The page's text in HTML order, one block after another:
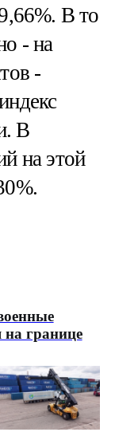
В то
- на
-
В
на этой
границе